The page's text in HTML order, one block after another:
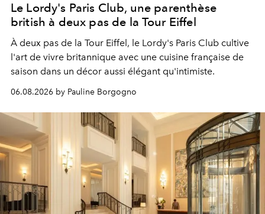
Le Lordy's Paris Club, une parenthèse
british à deux pas de la Tour Eiffel
À deux pas de la Tour Eiffel, le Lordy's Paris Club cultive
l'art de vivre britannique avec une cuisine française de
saison dans un décor aussi élégant qu'intimiste.
06.08.2026 by Pauline Borgogno